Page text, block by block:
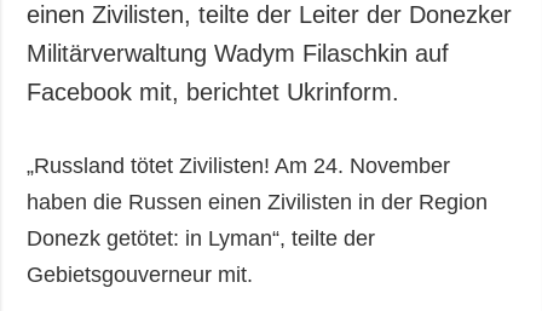
einen Zivilisten, teilte der Leiter der Donezker
Militärverwaltung Wadym Filaschkin auf
Facebook mit, berichtet Ukrinform.
„Russland tötet Zivilisten! Am 24. November
haben die Russen einen Zivilisten in der Region
Donezk getötet: in Lyman“, teilte der
Gebietsgouverneur mit.